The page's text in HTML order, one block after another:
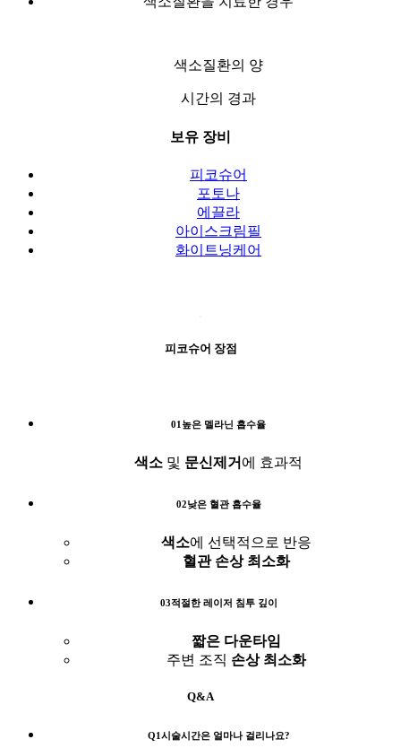
색소질환의 양
시간의 경과
보유 장비
피코슈어
포토나
에끌라
아이스크림필
화이트닝케어
피코슈어 장점
01높은 멜라닌 흡수율
색소 및 문신제거 에 효과적
02낮은 혈관 흡수율
색소에 선택적으로 반응
혈관 손상 최소화
03적절한 레이저 침투 깊이
짧은 다운타임
주변 조직 손상 최소화
Q&A
Q1시술시간은 얼마나 걸리나요?